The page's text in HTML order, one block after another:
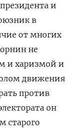
и
в
от многих
не
и харизмой и
движения
против
он
старого